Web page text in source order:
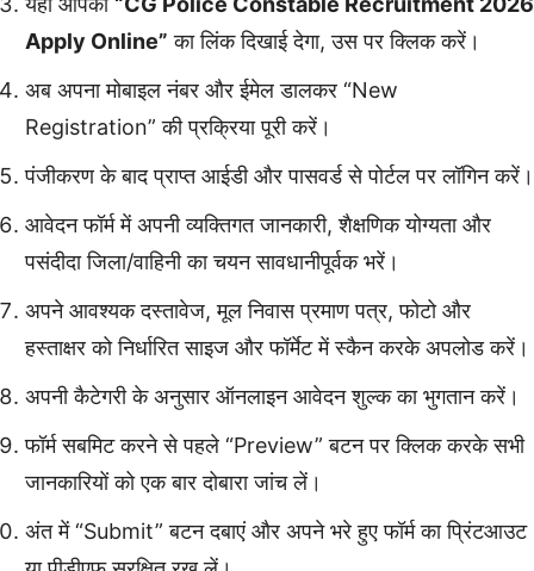
Apply Online” का लिंक दिखाई देगा, उस पर क्लिक करें।
अब अपना मोबाइल नंबर और ईमेल डालकर “New
Registration” की प्रक्रिया पूरी करें।
पंजीकरण के बाद प्राप्त आईडी और पासवर्ड से पोर्टल पर लॉगिन करें।
आवेदन फॉर्म में अपनी व्यक्तिगत जानकारी, शैक्षणिक योग्यता और
पसंदीदा जिला/वाहिनी का चयन सावधानीपूर्वक भरें।
अपने आवश्यक दस्तावेज, मूल निवास प्रमाण पत्र, फोटो और
हस्ताक्षर को निर्धारित साइज और फॉर्मेट में स्कैन करके अपलोड करें।
अपनी कैटेगरी के अनुसार ऑनलाइन आवेदन शुल्क का भुगतान करें।
फॉर्म सबमिट करने से पहले “Preview” बटन पर क्लिक करके सभी
जानकारियों को एक बार दोबारा जांच लें।
अंत में “Submit” बटन दबाएं और अपने भरे हुए फॉर्म का प्रिंटआउट